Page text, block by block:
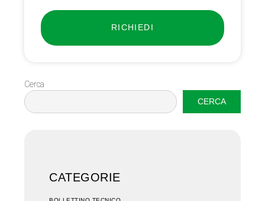
RICHIEDI
Cerca
CERCA
CATEGORIE